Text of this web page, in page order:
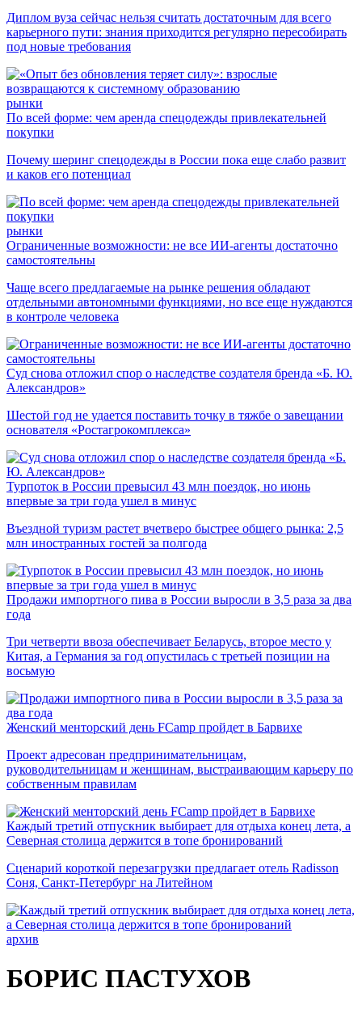
Диплом вуза сейчас нельзя считать достаточным для всего
карьерного пути: знания приходится регулярно пересобирать
под новые требования
рынки
По всей форме: чем аренда спецодежды привлекательней
покупки
Почему шеринг спецодежды в России пока еще слабо развит
и каков его потенциал
рынки
Ограниченные возможности: не все ИИ-агенты достаточно
самостоятельны
Чаще всего предлагаемые на рынке решения обладают
отдельными автономными функциями, но все еще нуждаются
в контроле человека
Суд снова отложил спор о наследстве создателя бренда «Б. Ю.
Александров»
Шестой год не удается поставить точку в тяжбе о завещании
основателя «Ростагрокомплекса»
Турпоток в России превысил 43 млн поездок, но июнь
впервые за три года ушел в минус
Въездной туризм растет вчетверо быстрее общего рынка: 2,5
млн иностранных гостей за полгода
Продажи импортного пива в России выросли в 3,5 раза за два
года
Три четверти ввоза обеспечивает Беларусь, второе место у
Китая, а Германия за год опустилась с третьей позиции на
восьмую
Женский менторский день FCamp пройдет в Барвихе
Проект адресован предпринимательницам,
руководительницам и женщинам, выстраивающим карьеру по
собственным правилам
Каждый третий отпускник выбирает для отдыха конец лета, а
Северная столица держится в топе бронирований
Сценарий короткой перезагрузки предлагает отель Radisson
Соня, Санкт-Петербург на Литейном
архив
БОРИС ПАСТУХОВ